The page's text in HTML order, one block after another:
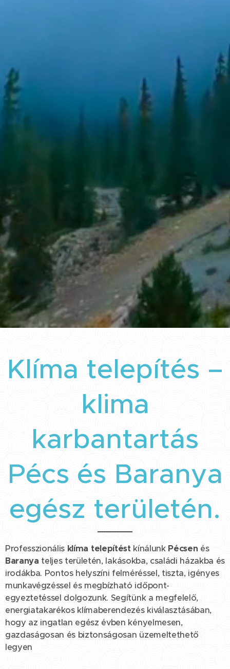
Klíma telepítés –
klima
karbantartás
Pécs és Baranya
egész területén.
Professzionális klíma telepítést kínálunk Pécsen és
Baranya teljes területén, lakásokba, családi házakba és
irodákba. Pontos helyszíni felméréssel, tiszta, igényes
munkavégzéssel és megbízható időpont-
egyeztetéssel dolgozunk. Segítünk a megfelelő,
energiatakarékos klímaberendezés kiválasztásában,
hogy az ingatlan egész évben kényelmesen,
gazdaságosan és biztonságosan üzemeltethető
legyen